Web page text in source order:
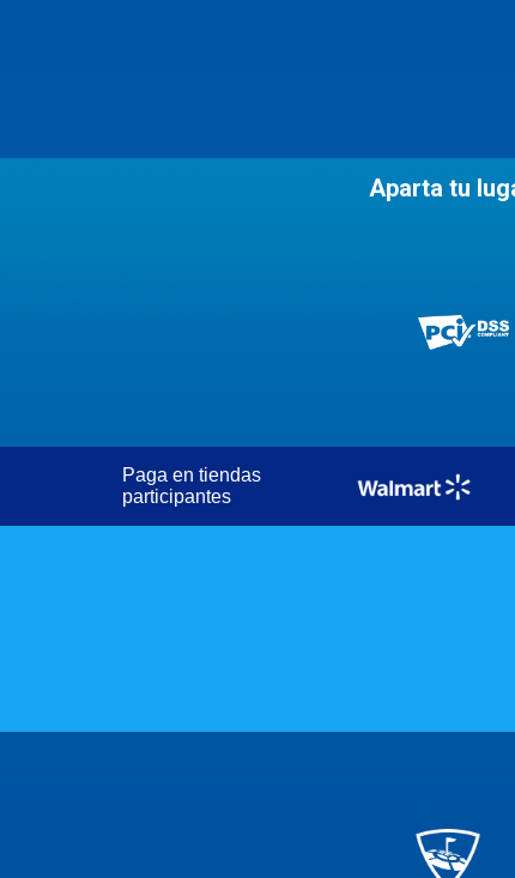
Aparta tu
Paga en tiendas
participantes